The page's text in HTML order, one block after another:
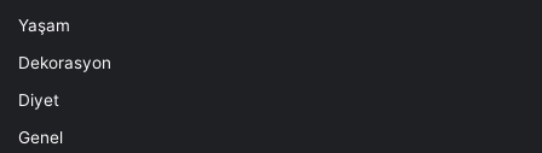
Yaşam
Dekorasyon
Diyet
Genel